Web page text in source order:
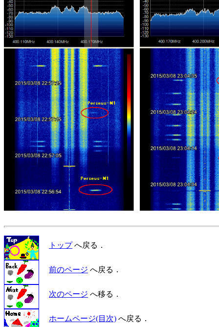
トップへ戻る．
前のページ へ戻る．
次のページ へ移る．
ホームページ(目次) へ戻る．